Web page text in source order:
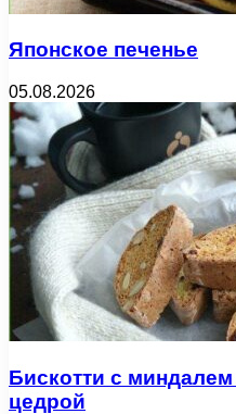
Японское печенье
05.08.2026
Бискотти с
цедрой